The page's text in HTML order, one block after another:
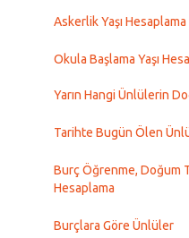
Askerlik Yaşı Hesaplama
Okula Başlama Yaşı
Yarın Hangi Ünlülerin
Tarihte Bugün Ölen
Burç Öğrenme, Doğum
Hesaplama
Burçlara Göre Ünlüler